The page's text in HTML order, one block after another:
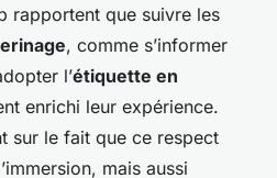
rapportent que suivre les
, comme s’informer
l’étiquette en
enrichi leur expérience.
sur le fait que ce respect
mais aussi